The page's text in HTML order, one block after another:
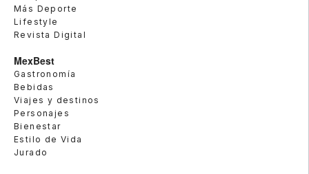
Más Deporte
Lifestyle
Revista Digital
MexBest
Gastronomía
Bebidas
Viajes y destinos
Personajes
Bienestar
Estilo de Vida
Jurado